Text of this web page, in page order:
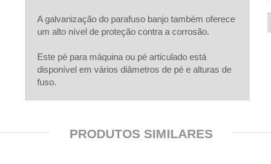
A galvanização do parafuso banjo também oferece
um alto nível de proteção contra a corrosão.
Este pé para máquina ou pé articulado está
disponível em vários diâmetros de pé e alturas de
fuso.
PRODUTOS SIMILARES